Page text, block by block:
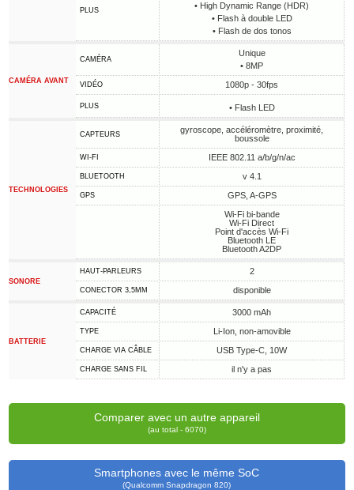
PLUS
• High Dynamic Range (HDR)
• Flash à double LED
• Flash de dos tonos
CAMÉRA AVANT
CAMÉRA
Unique
• 8MP
VIDÉO 1080p - 30fps
PLUS • Flash LED
TECHNOLOGIES
CAPTEURS
gyroscope, accéléromètre, proximité,
boussole
WI-FI IEEE 802.11 a/b/g/n/ac
BLUETOOTH v 4.1
GPS
GPS, A-GPS
Wi-Fi bi-bande
Wi-Fi Direct
Point d'accès Wi-Fi
Bluetooth LE
Bluetooth A2DP
SONORE
HAUT-PARLEURS 2
CONECTOR 3,5MM disponible
BATTERIE
CAPACITÉ 3000 mAh
TYPE Li-Ion, non-amovible
CHARGE VIA CÂBLE USB Type-C, 10W
CHARGE SANS FIL il n'y a pas
Comparer avec un autre appareil
(au total - 6070)
Smartphones avec le même SoC
(Qualcomm Snapdragon 820)